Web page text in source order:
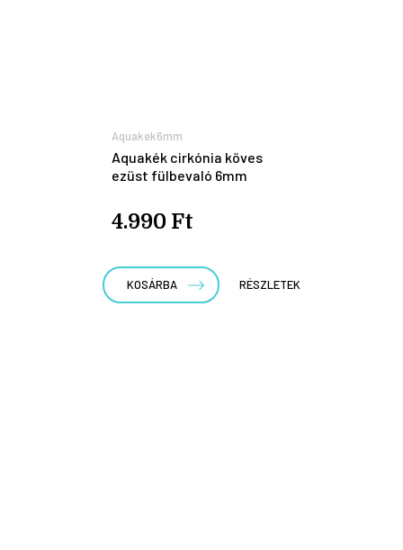
Aquakek6mm
Aquakék cirkónia köves
ezüst fülbevaló 6mm
4.990 Ft
KOSÁRBA RÉSZLETEK